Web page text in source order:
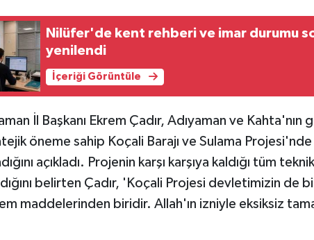
Nilüfer'de kent rehberi ve imar durumu
yenilendi
İçeriği Görüntüle
İl Başkanı Ekrem Çadır, Adıyaman ve Kahta'nın
öneme sahip Koçali Barajı ve Sulama Projesi'nde
açıkladı. Projenin karşı karşıya kaldığı tüm
belirten Çadır, 'Koçali Projesi devletimizin de
maddelerinden biridir. Allah'ın izniyle eksiksiz